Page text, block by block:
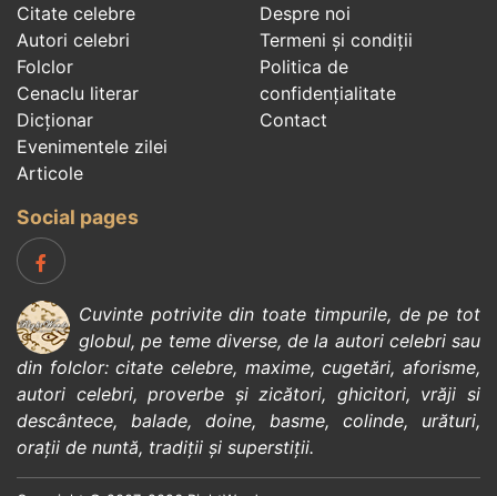
Citate celebre
Autori celebri
Folclor
Cenaclu literar
Dicționar
Evenimentele zilei
Articole
Despre noi
Termeni și condiții
Politica de
confidenţialitate
Contact
Social pages
Cuvinte potrivite din toate timpurile, de pe tot
globul, pe teme diverse, de la autori celebrisau
din folclor:citate celebre, maxime,cugetări,aforisme,
autori celebri,proverbe și zicători, ghicitori, vrăji si
descântece, balade, doine, basme, colinde, urături,
orații de nuntă, tradiții și superstiții.